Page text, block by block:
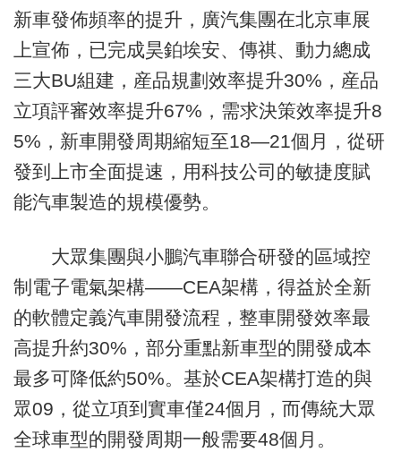
新車發佈頻率的提升，廣汽集團在北京車展
上宣佈，已完成昊鉑埃安、傳祺、動力總成
三大BU組建，産品規劃效率提升30%，産品
立項評審效率提升67%，需求決策效率提升8
5%，新車開發周期縮短至18—21個月，從研
發到上市全面提速，用科技公司的敏捷度賦
能汽車製造的規模優勢。
大眾集團與小鵬汽車聯合研發的區域控
制電子電氣架構——CEA架構，得益於全新
的軟體定義汽車開發流程，整車開發效率最
高提升約30%，部分重點新車型的開發成本
最多可降低約50%。基於CEA架構打造的與
眾09，從立項到實車僅24個月，而傳統大眾
全球車型的開發周期一般需要48個月。